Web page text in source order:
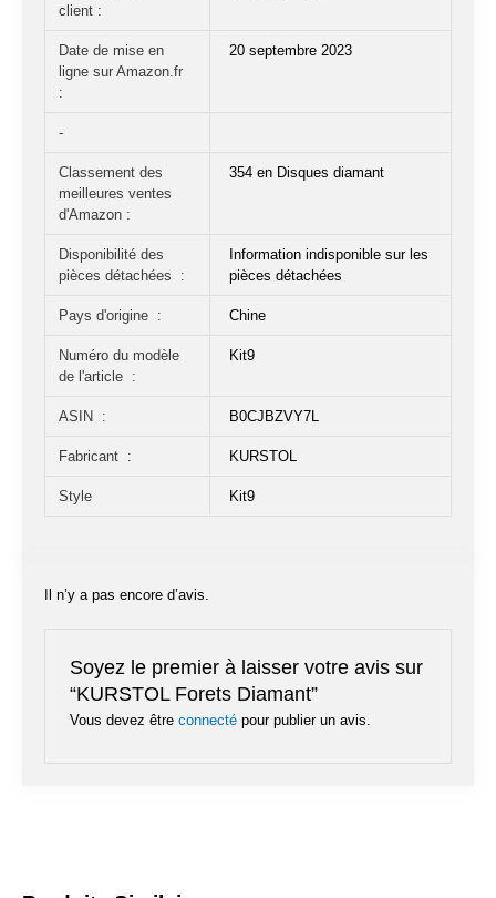
client :
Date de mise en
ligne sur Amazon.fr ‏
: ‎
20 septembre 2023
-
Classement des
meilleures ventes
d'Amazon :
354 en Disques diamant
Disponibilité des
pièces détachées ‏ : ‎
Information indisponible sur les
pièces détachées
Pays d'origine ‏ : ‎ Chine
Numéro du modèle
de l'article ‏ : ‎
Kit9
ASIN ‏ : ‎ B0CJBZVY7L
Fabricant ‏ : ‎ KURSTOL
Style Kit9
Il n’y a pas encore d’avis.
Soyez le premier à laisser votre avis sur
“KURSTOL Forets Diamant”
Vous devez être connectépour publier un avis.